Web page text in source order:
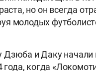
но он всегда
молодых
и Даку начали
когда